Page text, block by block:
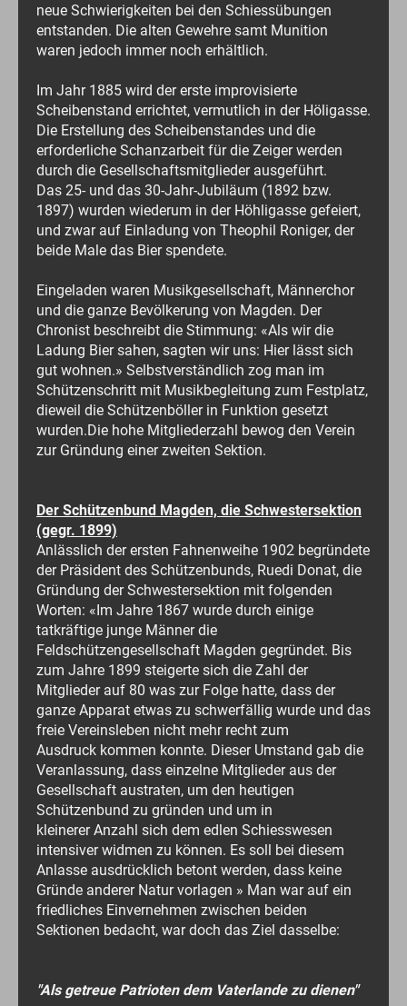
neue Schwierigkeiten bei den Schiessübungen
entstanden. Die alten Gewehre samt Munition
waren jedoch immer noch erhältlich.
Im Jahr 1885 wird der erste improvisierte
Scheibenstand errichtet, vermutlich in der Höligasse.
Die Erstellung des Scheibenstandes und die
erforderliche Schanzarbeit für die Zeiger werden
durch die Gesellschaftsmitglieder ausgeführt.
Das 25- und das 30-Jahr-Jubiläum (1892 bzw.
1897) wurden wiederum in der Höhligasse gefeiert,
und zwar auf Einladung von Theophil Roniger, der
beide Male das Bier spendete.
Eingeladen waren Musikgesellschaft, Männerchor
und die ganze Bevölkerung von Magden. Der
Chronist beschreibt die Stimmung: «Als wir die
Ladung Bier sahen, sagten wir uns: Hier lässt sich
gut wohnen.» Selbstverständlich zog man im
Schützenschritt mit Musikbegleitung zum Festplatz,
dieweil die Schützenböller in Funktion gesetzt
wurden.Die hohe Mitgliederzahl bewog den Verein
zur Gründung einer zweiten Sektion.
Der Schützenbund Magden, die Schwestersektion
(gegr. 1899)
Anlässlich der ersten Fahnenweihe 1902 begründete
der Präsident des Schützenbunds, Ruedi Donat, die
Gründung der Schwestersektion mit folgenden
Worten: «Im Jahre 1867 wurde durch einige
tatkräftige junge Männer die
Feldschützengesellschaft Magden gegründet. Bis
zum Jahre 1899 steigerte sich die Zahl der
Mitglieder auf 80 was zur Folge hatte, dass der
ganze Apparat etwas zu schwerfällig wurde und das
freie Vereinsleben nicht mehr recht zum
Ausdruck kommen konnte. Dieser Umstand gab die
Veranlassung, dass einzelne Mitglieder aus der
Gesellschaft austraten, um den heutigen
Schützenbund zu gründen und um in
kleinerer Anzahl sich dem edlen Schiesswesen
intensiver widmen zu können. Es soll bei diesem
Anlasse ausdrücklich betont werden, dass keine
Gründe anderer Natur vorlagen » Man war auf ein
friedliches Einvernehmen zwischen beiden
Sektionen bedacht, war doch das Ziel dasselbe:
"Als getreue Patrioten dem Vaterlande zu dienen"